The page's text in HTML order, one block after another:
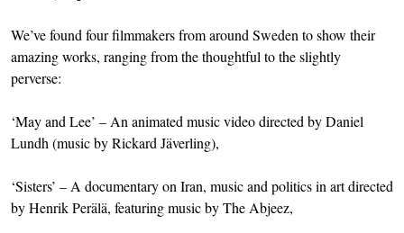
We’ve found four filmmakers from around Sweden to show their
amazing works, ranging from the thoughtful to the slightly
perverse:
‘May and Lee’ – An animated music video directed by Daniel
Lundh (music by Rickard Jäverling),
‘Sisters’ – A documentary on Iran, music and politics in art directed
by Henrik Perälä, featuring music by The Abjeez,